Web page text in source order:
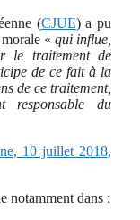
(CJUE) a pu
« qui influe,
le traitement de
de ce fait à la
de ce traitement,
responsable du
10 juillet 2018,
notamment dans :